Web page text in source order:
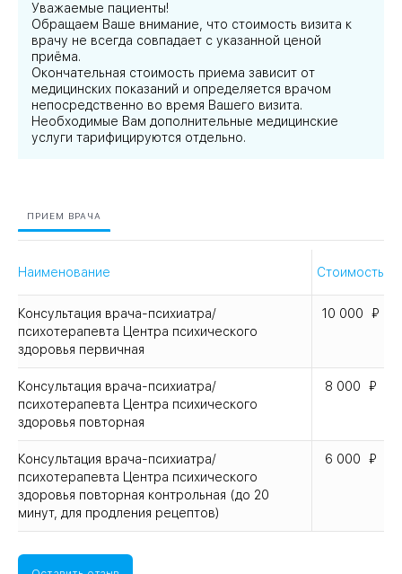
Уважаемые пациенты!
Обращаем Ваше внимание, что стоимость визита к
врачу не всегда совпадает с указанной ценой
приёма.
Окончательная стоимость приема зависит от
медицинских показаний и определяется врачом
непосредственно во время Вашего визита.
Необходимые Вам дополнительные медицинские
услуги тарифицируются отдельно.
ПРИЕМ ВРАЧА
Наименование Стоимость
Консультация врача-психиатра/
психотерапевта Центра психического
здоровья первичная
10 000
Консультация врача-психиатра/
психотерапевта Центра психического
здоровья повторная
8 000
Консультация врача-психиатра/
психотерапевта Центра психического
здоровья повторная контрольная (до 20
минут, для продления рецептов)
6 000